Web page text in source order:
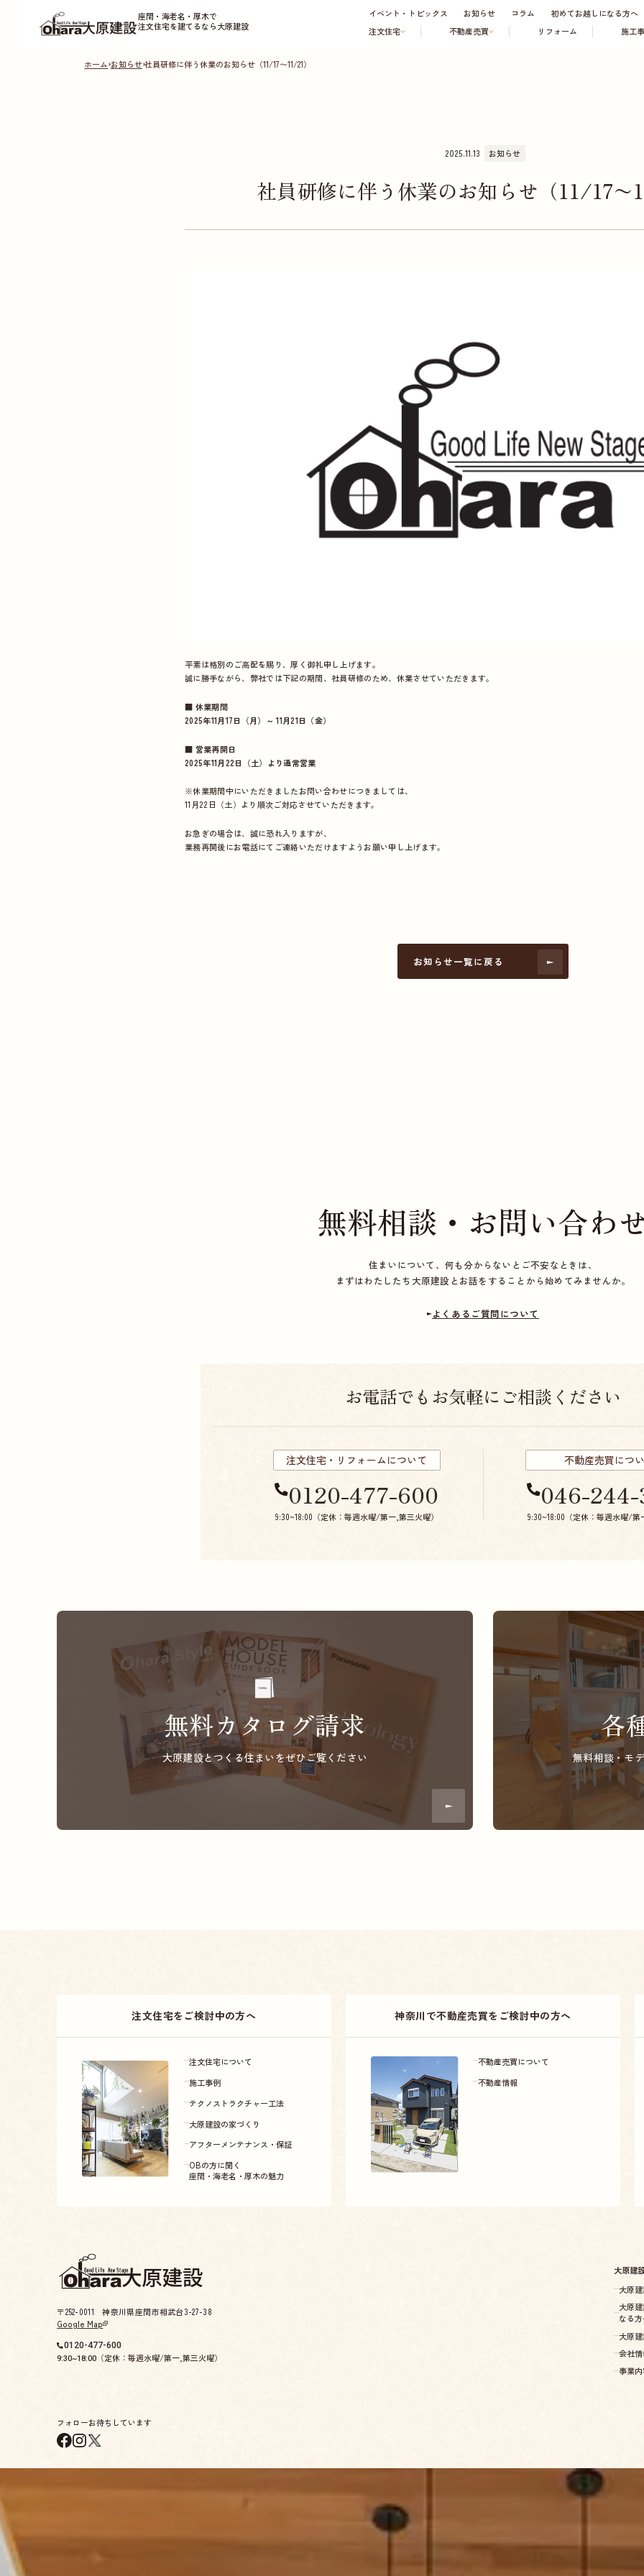
座間・海老名・厚木で
注文住宅を建てるなら大原建設
注文住宅 不動産売買 リフォーム 施工
イベント・トピックス お知らせ コラム 初めてお越しになる方へ
ホーム お知らせ 社員研修に伴う休業のお知らせ（11/17〜11/21）
2025.11.13 お知らせ
社員研修に伴う休業のお知らせ（11/17
平素は格別のご高配を賜り、厚く御礼申し上げます。
誠に勝手ながら、弊社では下記の期間、社員研修のため、休業させていただきます。
■ 休業期間
2025年11月17日（月）～ 11月21日（金）
■ 営業再開日
2025年11月22日（土）より通常営業
※休業期間中にいただきましたお問い合わせにつきましては、
11月22日（土）より順次ご対応させていただきます。
お急ぎの場合は、誠に恐れ入りますが、
業務再開後にお電話にてご連絡いただけますようお願い申し上げます。
お知らせ一覧に戻る
無料相談・お問い合わ
住まいについて、何も分からないとご不安なときは、
まずはわたしたち大原建設とお話をすることから始めてみませんか。
よくあるご質問について
お電話でもお気軽にご相談ください
注文住宅・リフォームについて
0120-477-600
9:30~18:00（定休：毎週水曜/第一,第三火曜）
不動産売買につ
046-
9:30~18:00（定休：毎週水曜/第
無料カタログ請求
大原建設とつくる住まいをぜひご覧ください
各
無料相談・モ
注文住宅をご検討中の方へ
注文住宅について
施工事例
テクノストラクチャー工法
大原建設の家づくり
アフターメンテナンス・保証
OBの方に聞く
座間・海老名・厚木の魅力
神奈川で不動産売買をご検討中の方へ
不動産売買について
不動産情報
〒252-0011 神奈川県座間市相武台3-27-38
Google Map
0120-477-600
9:30~18:00 （定休：毎週水曜/第一,第三火曜）
大原建
大原
大原
なる
大原
会社
事業
フォローお待ちしています